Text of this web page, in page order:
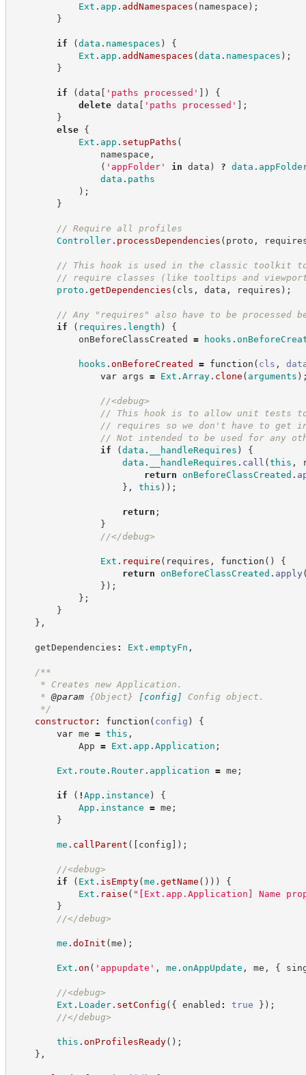
Ext . app . addNamespaces ( namespace ) ;
}
if (data . namespaces )
{
Ext . app . addNamespaces (data . namespaces ) ;
}
if (data [ ' paths processed ' ] )
{
delete data [ ' paths processed ' ] ;
}
else
{
Ext . app . setupPaths (
namespace ,
( ' appFolder' in data ) ? data .
data . paths
) ;
}
// Require all profiles
Controller. processDependencies ( proto ,
// This hook is used in the classic toolkit
// require classes (like tooltips and
proto . getDependencies ( cls , data , requires ) ;
// Any "requires" also have to be processed
if
( requires . length )
{
onBeforeClassCreated = hooks .
hooks . onBeforeCreated = function ( cls ,
var args = Ext . Array. clone ( arguments )
//<debug>
// This hook is to allow unit tests
// requires so we don't have to get
// Not intended to be used for any
if
(data . __handleRequires )
{
data . __handleRequires . call (this ,
return
onBeforeClassCreated .
} , this ) ) ;
return ;
}
//</debug>
Ext . require ( requires , function ( )
{
return
onBeforeClassCreated . apply
} ) ;
} ;
}
} ,
getDependencies : Ext . emptyFn ,
/**
* Creates new Application.
* @param {Object} [config]
Config object.
*/
constructor: function ( config )
{
var me = this ,
App = Ext . app . Application ;
Ext . route . Router. application = me ;
if ( ! App . instance )
{
App . instance = me ;
}
me . callParent ( [ config ] ) ;
//<debug>
if
( Ext . isEmpty(me . getName ( ) ) )
{
Ext . raise ( " [Ext.app.Application] Name
}
//</debug>
me . doInit (me ) ;
Ext . on ( ' appupdate ' , me . onAppUpdate , me , {
//<debug>
Ext . Loader. setConfig ( { enabled : true } ) ;
//</debug>
this . onProfilesReady( ) ;
} ,